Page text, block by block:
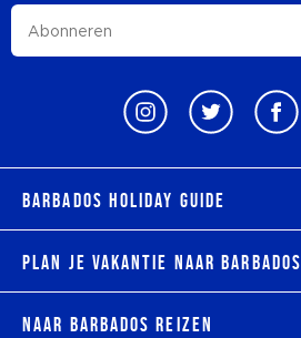
Barbados Holiday Guide
Plan je vakantie naar Barbados
Naar Barbados reizen